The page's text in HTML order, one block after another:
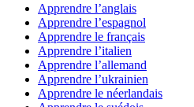
Apprendre l’anglais
Apprendre l’espagnol
Apprendre le français
Apprendre l’italien
Apprendre l’allemand
Apprendre l’ukrainien
Apprendre le néerlandais